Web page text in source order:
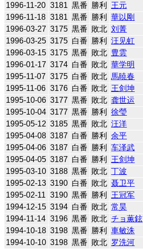
1996-11-20 3181 黒番 勝利 王元
1996-11-18 3181 黒番 勝利 華以剛
1996-03-27 3175 黒番 敗北 刘菁
1996-03-25 3175 白番 勝利 汪见虹
1996-03-15 3175 黒番 敗北 豊雲
1996-01-17 3174 白番 敗北 華学明
1995-11-07 3175 白番 敗北 馬暁春
1995-11-06 3176 白番 敗北 王剑坤
1995-10-06 3177 黒番 敗北 龚世运
1995-10-04 3177 黒番 勝利 徐瑩
1995-05-12 3185 黒番 敗北 汪洋
1995-04-08 3187 白番 勝利 余平
1995-04-06 3187 白番 勝利 车泽武
1995-04-05 3187 白番 勝利 王剑坤
1995-03-10 3188 黒番 敗北 丁波
1995-02-13 3190 白番 敗北 聂卫平
1995-02-11 3190 黒番 勝利 王冠军
1994-12-15 3194 白番 敗北 常昊
1994-11-14 3196 黒番 敗北 チョ薫鉉
1994-10-18 3198 黒番 勝利 車敏洙
1994-10-10 3198 黒番 敗北 罗洗河